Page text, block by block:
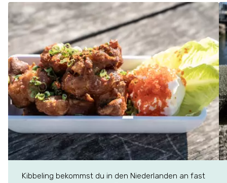
Kibbeling bekommst du in den Niederlanden an fast